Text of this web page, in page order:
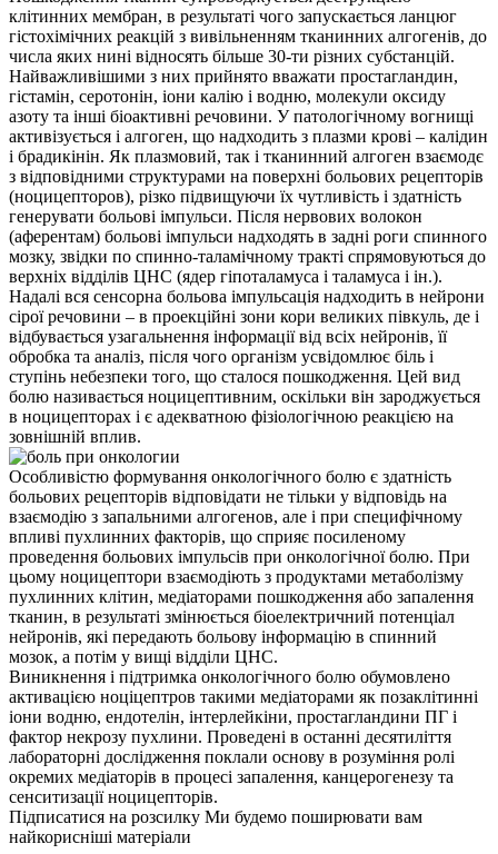
клітинних мембран, в результаті чого запускається ланцюг
гістохімічних реакцій з вивільненням тканинних алгогенів, до
числа яких нині відносять більше 30-ти різних субстанцій.
Найважливішими з них прийнято вважати простагландин,
гістамін, серотонін, іони калію і водню, молекули оксиду
азоту та інші біоактивні речовини. У патологічному вогнищі
активізується і алгоген, що надходить з плазми крові – калідин
і брадикінін. Як плазмовий, так і тканинний алгоген взаємодє
з відповідними структурами на поверхні больових рецепторів
(ноцицепторов), різко підвищуючи їх чутливість і здатність
генерувати больові імпульси. Після нервових волокон
(аферентам) больові імпульси надходять в задні роги спинного
мозку, звідки по спинно-таламічному тракті спрямовуються до
верхніх відділів ЦНС (ядер гіпоталамуса і таламуса і ін.).
Надалі вся сенсорна больова імпульсація надходить в нейрони
сірої речовини – в проекційні зони кори великих півкуль, де і
відбувається узагальнення інформації від всіх нейронів, її
обробка та аналіз, після чого організм усвідомлює біль і
ступінь небезпеки того, що сталося пошкодження. Цей вид
болю називається ноцицептивним, оскільки він зароджується
в ноцицепторах і є адекватною фізіологічною реакцією на
зовнішній вплив.
Особливістю формування онкологічного болю є здатність
больових рецепторів відповідати не тільки у відповідь на
взаємодію з запальними алгогенов, але і при специфічному
впливі пухлинних факторів, що сприяє посиленому
проведення больових імпульсів при онкологічної болю. При
цьому ноцицептори взаємодіють з продуктами метаболізму
пухлинних клітин, медіаторами пошкодження або запалення
тканин, в результаті змінюється біоелектричний потенціал
нейронів, які передають больову інформацію в спинний
мозок, а потім у вищі відділи ЦНС.
Виникнення і підтримка онкологічного болю обумовлено
активацією ноціцептров такими медіаторами як позаклітинні
іони водню, ендотелін, інтерлейкіни, простагландини ПГ і
фактор некрозу пухлини. Проведені в останні десятиліття
лабораторні дослідження поклали основу в розуміння ролі
окремих медіаторів в процесі запалення, канцерогенезу та
сенситизації ноцицепторів.
Підписатися на розсилку Ми будемо поширювати вам
найкорисніші матеріали